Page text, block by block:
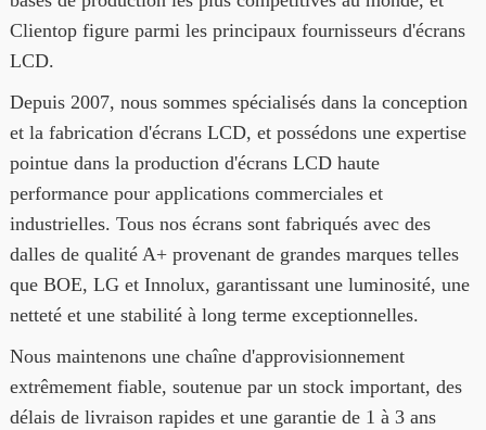
Clientop figure parmi les principaux fournisseurs d'écrans
LCD.
Depuis 2007, nous sommes spécialisés dans la conception
et la fabrication d'écrans LCD, et possédons une expertise
pointue dans la production d'écrans LCD haute
performance pour applications commerciales et
industrielles. Tous nos écrans sont fabriqués avec des
dalles de qualité A+ provenant de grandes marques telles
que BOE, LG et Innolux, garantissant une luminosité, une
netteté et une stabilité à long terme exceptionnelles.
Nous maintenons une chaîne d'approvisionnement
extrêmement fiable, soutenue par un stock important, des
délais de livraison rapides et une garantie de 1 à 3 ans